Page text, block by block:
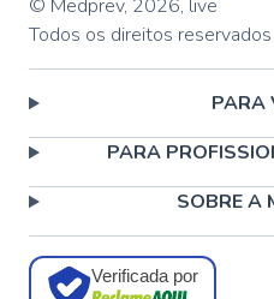
© Medprev, 2026, live
Todos os direitos reservados
PARA
PARA
SOBRE A
Verificada por